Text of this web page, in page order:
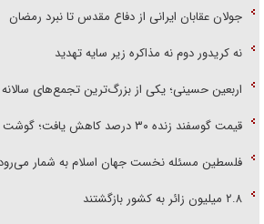
جولان عقابان ایرانی از دفاع مقدس تا نبرد رمضان
نه کریدور دوم نه مذاکره زیر سایه تهدید
اربعین حسینی؛ یکی از بزرگ‌ترین تجمع‌های
قیمت گوسفند زنده ۳۰ درصد کاهش یافت؛ گوشت ارزان نشد
فلسطین مسئله نخست جهان اسلام به شمار
۲.۸ میلیون زائر به کشور بازگشتند